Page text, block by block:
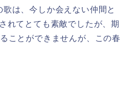
は、今しか会えない仲間と
れてとても素敵でしたが、期
ことができませんが、この春